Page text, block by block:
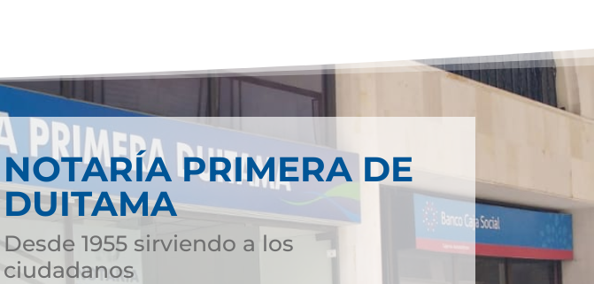
NOTARÍA PRIMERA DE
DUITAMA
Desde 1955 sirviendo a los
ciudadanos